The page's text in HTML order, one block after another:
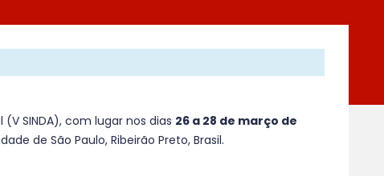
SINDA), com lugar nos dias 26 a 28 de março de
de São Paulo, Ribeirão Preto, Brasil.